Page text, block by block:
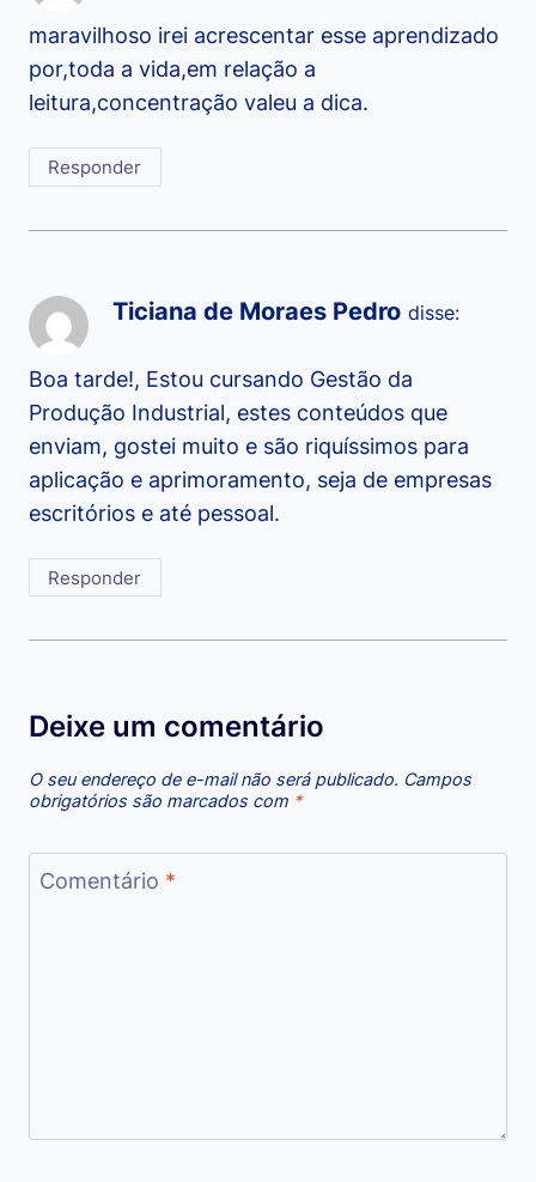
maravilhoso irei acrescentar esse aprendizado
por,toda a vida,em relação a
leitura,concentração valeu a dica.
Responder
Ticiana de Moraes Pedro disse:
Boa tarde!, Estou cursando Gestão da
Produção Industrial, estes conteúdos que
enviam, gostei muito e são riquíssimos para
aplicação e aprimoramento, seja de empresas
escritórios e até pessoal.
Responder
Deixe um comentário
O seu endereço de e-mail não será publicado. Campos
obrigatórios são marcados com *
Comentário *